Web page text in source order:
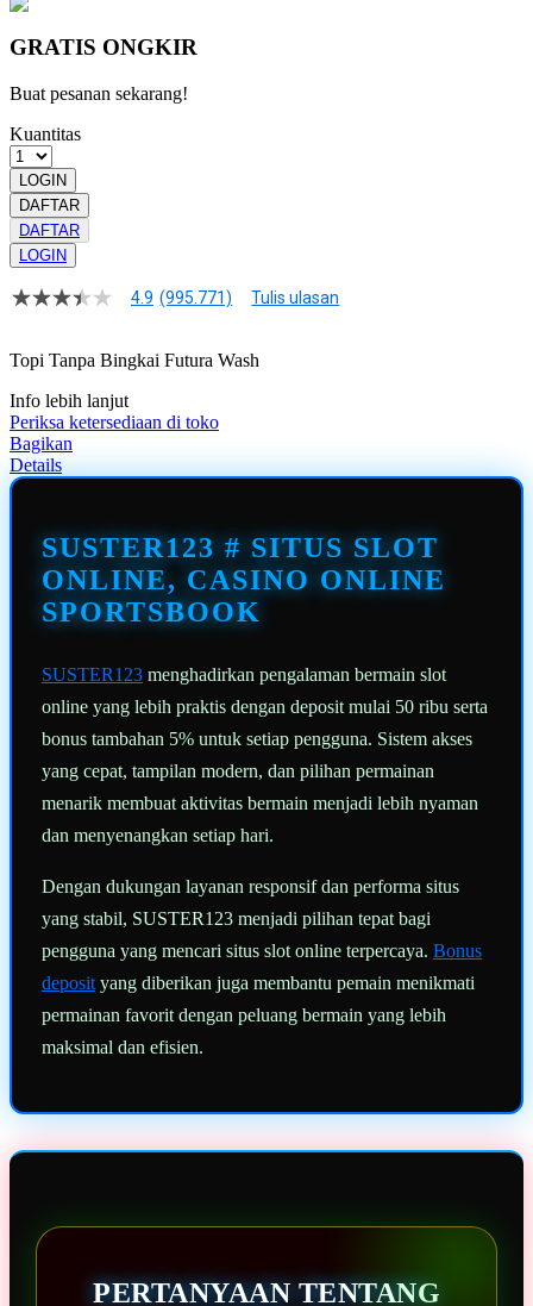
GRATIS ONGKIR
Buat pesanan sekarang!
Kuantitas
LOGIN
DAFTAR
DAFTAR
LOGIN
4.9
bintang,
rating
rata-
rata.
Read
13
Reviews.
halaman
yang
sama.
4.9 (995.771) Tulis ulasan
Topi Tanpa Bingkai Futura Wash
Info lebih lanjut
Periksa ketersediaan di toko
Bagikan
Details
SUSTER123 # SITUS SLOT
ONLINE, CASINO ONLINE
SPORTSBOOK
SUSTER123 menghadirkan pengalaman bermain slot
online yang lebih praktis dengan deposit mulai 50 ribu serta
bonus tambahan 5% untuk setiap pengguna. Sistem akses
yang cepat, tampilan modern, dan pilihan permainan
menarik membuat aktivitas bermain menjadi lebih nyaman
dan menyenangkan setiap hari.
Dengan dukungan layanan responsif dan performa situs
yang stabil, SUSTER123 menjadi pilihan tepat bagi
pengguna yang mencari situs slot online terpercaya. Bonus
deposit yang diberikan juga membantu pemain menikmati
permainan favorit dengan peluang bermain yang lebih
maksimal dan efisien.
PERTANYAAN TENTANG